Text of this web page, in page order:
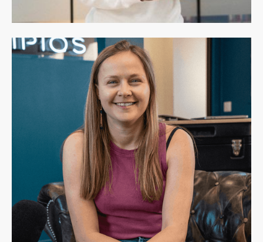
Cédric Blun
Fondateur de BLUN Creative